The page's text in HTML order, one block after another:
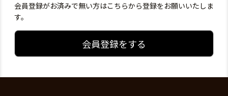
会員登録がお済みで無い方はこちらから登録をお願いいたしま
す。
会員登録をする